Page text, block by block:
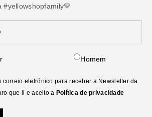
#yellowshopfamily💛
Homem
correio eletrónico para receber a Newsletter da
que li e aceito a Política de privacidade